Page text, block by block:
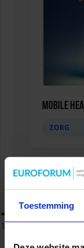
Toestemming
Mobile
ZORG
Tags